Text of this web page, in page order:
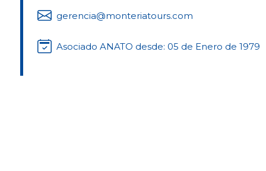
gerencia@monteriatours.com
Asociado ANATO desde: 05 de Enero de 1979